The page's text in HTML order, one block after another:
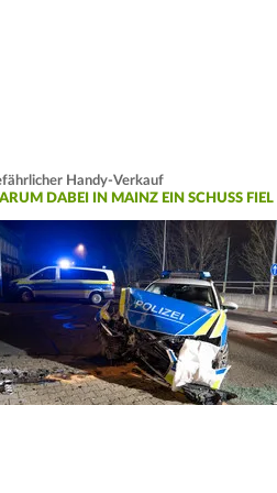
Handy-Verkauf
DABEI IN MAINZ EIN SCHUSS FIEL